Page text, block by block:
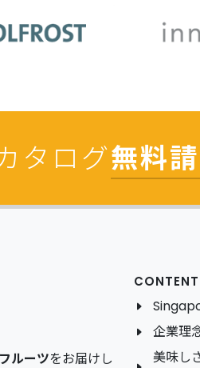
タログ無料
ルーツをお届けし
企業理
美味し